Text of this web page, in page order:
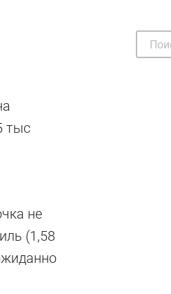
тыс
не
(1,58